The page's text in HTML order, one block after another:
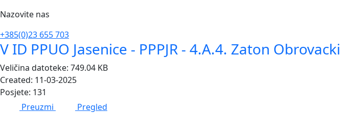
Nazovite nas
+385(0)23 655 703
V ID PPUO Jasenice - PPPJR - 4.A.4. Zaton Obrovacki
Veličina datoteke: 749.04 KB
Created: 11-03-2025
Posjete: 131
Preuzmi
Pregled